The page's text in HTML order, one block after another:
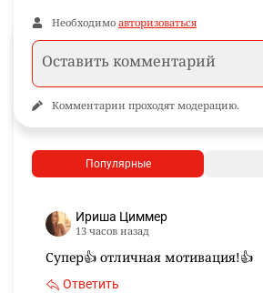
Необходимо авторизоваться
Комментарии проходят модерацию.
Популярные
Ириша Циммер
13 часов назад
Супер👍 отличная мотивация!👍
Ответить